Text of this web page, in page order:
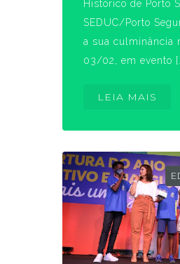
Histórico de Porto
SEDUC/Porto
a sua culminância
03/02, em evento
LEIA MAIS